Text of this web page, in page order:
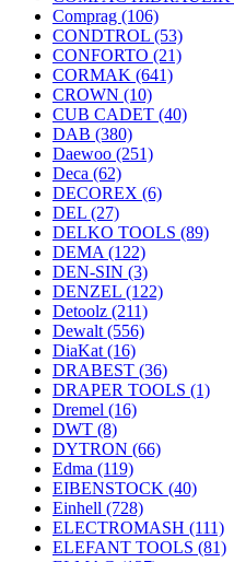
Comprag (106)
CONDTROL (53)
CONFORTO (21)
CORMAK (641)
CROWN (10)
CUB CADET (40)
DAB (380)
Daewoo (251)
Deca (62)
DECOREX (6)
DEL (27)
DELKO TOOLS (89)
DEMA (122)
DEN-SIN (3)
DENZEL (122)
Detoolz (211)
Dewalt (556)
DiaKat (16)
DRABEST (36)
DRAPER TOOLS (1)
Dremel (16)
DWT (8)
DYTRON (66)
Edma (119)
EIBENSTOCK (40)
Einhell (728)
ELECTROMASH (111)
ELEFANT TOOLS (81)